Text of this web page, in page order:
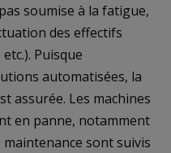
soumise à la fatigue,
des effectifs
Puisque
automatisées, la
assurée. Les machines
en panne, notamment
maintenance sont suivis